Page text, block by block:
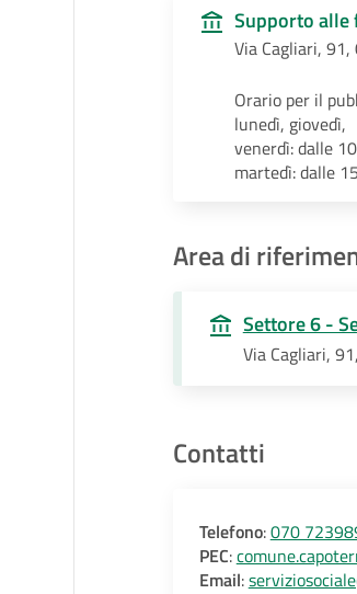
Supporto alle
Via Cagliari,
Orario per il
lunedì, giovedì,
venerdì: dalle
martedì: dalle
Area di
Settore 6 -
Via Cagliari,
Contatti
Telefono:070
PEC:
Email: